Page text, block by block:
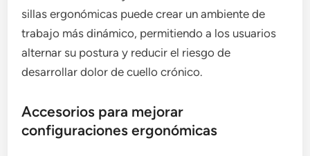
sillas ergonómicas puede crear un ambiente de
trabajo más dinámico, permitiendo a los usuarios
alternar su postura y reducir el riesgo de
desarrollar dolor de cuello crónico.
Accesorios para mejorar
configuraciones ergonómicas